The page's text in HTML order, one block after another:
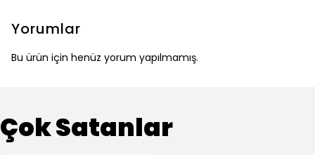
Yorumlar
Bu ürün için henüz yorum yapılmamış.
Çok Satanlar